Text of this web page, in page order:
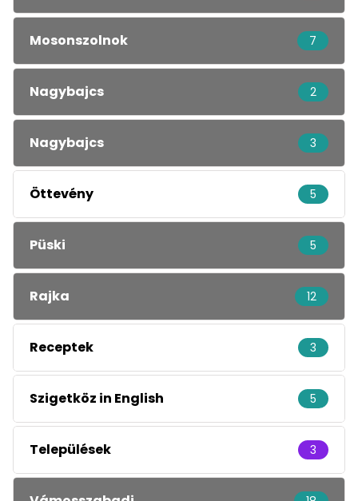
Mosonszolnok 7
Nagybajcs 2
Nagybajcs 3
Öttevény 5
Püski 5
Rajka 12
Receptek 3
Szigetköz in English 5
Települések 3